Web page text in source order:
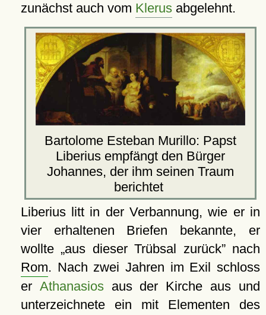
zunächst auch vom Klerusabgelehnt.
Bartolome Esteban Murillo: Papst
Liberius empfängt den Bürger
Johannes, der ihm seinen Traum
berichtet
Liberius litt in der Verbannung, wie er in
vier erhaltenen Briefen bekannte, er
wollte aus dieser Trübsal zurück nach
Rom. Nach zwei Jahren im Exil schloss
er Athanasiosaus der Kirche aus und
unterzeichnete ein mit Elementen des